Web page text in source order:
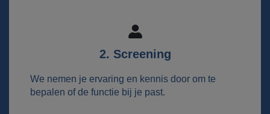
2. Screening
We nemen je ervaring en kennis door om te
bepalen of de functie bij je past.